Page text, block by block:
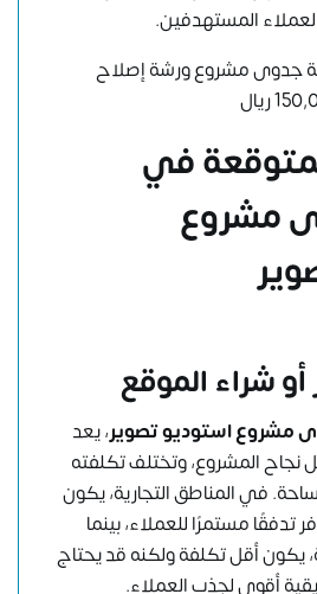
المستهدفين.
جدوى مشروع ورشة إصلاح
في
مشروع
شراء الموقع
مشروع استوديو تصوير، يعد
المشروع، وتختلف تكلفته
في المناطق التجارية، يكون
تدفقًا مستمرًا للعملاء، بينما
يكون أقل تكلفة ولكنه قد يحتاج
أقوى لجذب العملاء.